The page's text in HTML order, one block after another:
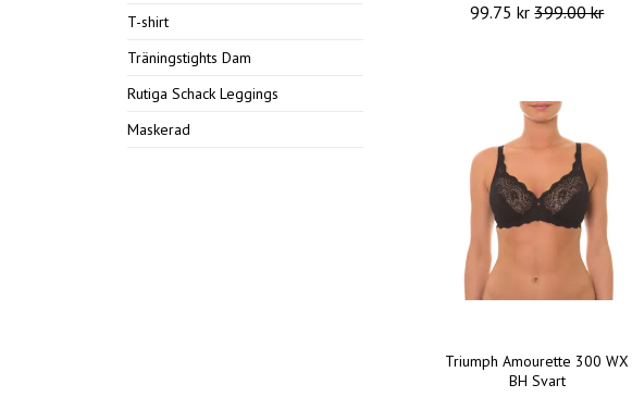
T-shirt
Träningstights Dam
Rutiga Schack Leggings
Maskerad
99.75 kr399.00 kr
Triumph Amourette 300 WX
BH Svart